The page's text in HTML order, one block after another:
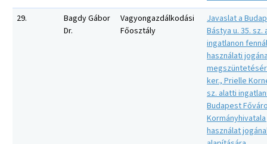
29.
Bagdy Gábor
Dr.
Vagyongazdálkodási
Főosztály
Javaslat a
Bástya u. 35. sz.
ingatlanon
használati
ker., Prielle
sz. alatti
Budapest
használat